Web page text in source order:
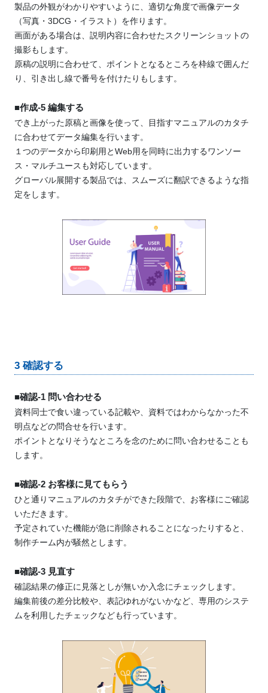
製品の外観がわかりやすいように、適切な角度で画像データ
（写真・3DCG・イラスト）を作ります。
画面がある場合は、説明内容に合わせたスクリーンショットの
撮影もします。
原稿の説明に合わせて、ポイントとなるところを枠線で囲んだ
り、引き出し線で番号を付けたりもします。
■作成-5 編集する
でき上がった原稿と画像を使って、目指すマニュアルのカタチ
に合わせてデータ編集を行います。
１つのデータから印刷用とWeb用を同時に出力するワンソー
ス・マルチユースも対応しています。
グローバル展開する製品では、スムーズに翻訳できるような指
定をします。
3 確認する
■確認-1 問い合わせる
資料同士で食い違っている記載や、資料ではわからなかった不
明点などの問合せを行います。
ポイントとなりそうなところを念のために問い合わせることも
します。
■確認-2 お客様に見てもらう
ひと通りマニュアルのカタチができた段階で、お客様にご確認
いただきます。
予定されていた機能が急に削除されることになったりすると、
制作チーム内が騒然とします。
■確認-3 見直す
確認結果の修正に見落としが無いか入念にチェックします。
編集前後の差分比較や、表記ゆれがないかなど、専用のシステ
ムを利用したチェックなども行っています。